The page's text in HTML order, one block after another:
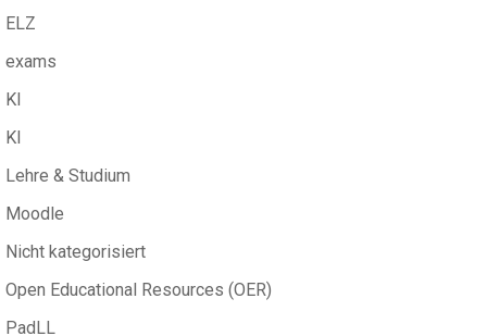
ELZ
exams
KI
KI
Lehre & Studium
Moodle
Nicht kategorisiert
Open Educational Resources (OER)
PadLL